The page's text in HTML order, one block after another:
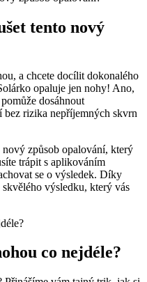
tento nový
a chcete docílit dokonalého
opaluje jen nohy! Ano,
dosáhnout
bez rizika nepříjemných skvrn
způsob opalování, který
trápit s aplikováním
se o výsledek. Díky
výsledku, který vás
co nejdéle?